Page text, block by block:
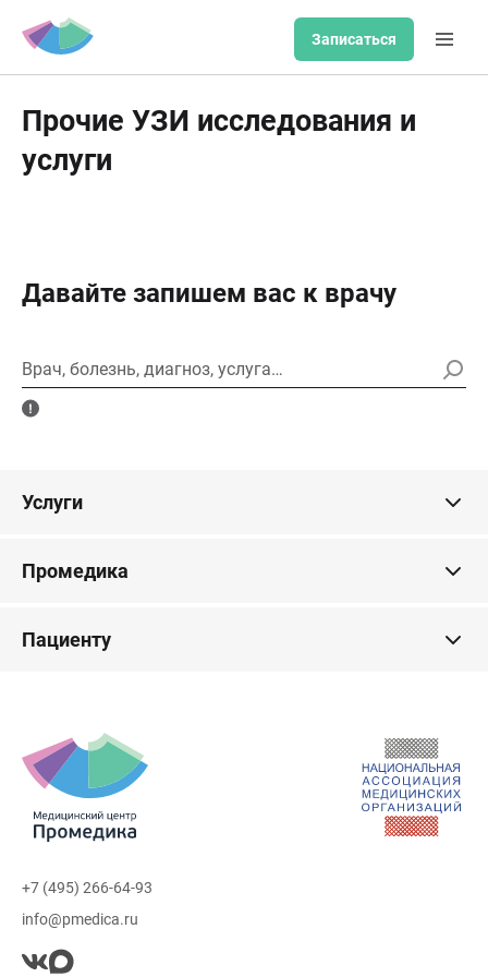
Записаться
Прочие УЗИ исследования и
услуги
Давайте запишем вас к врачу
Врач, болезнь, диагноз, услуга…
Услуги
Промедика
Пациенту
+7 (495) 266-64-93
info@pmedica.ru